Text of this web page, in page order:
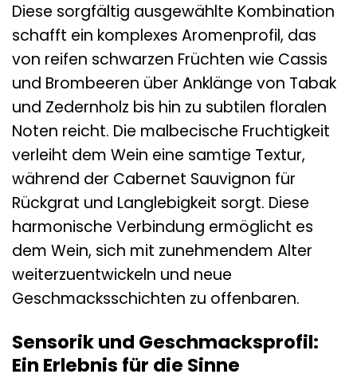
Diese sorgfältig ausgewählte Kombination
schafft ein komplexes Aromenprofil, das
von reifen schwarzen Früchten wie Cassis
und Brombeeren über Anklänge von Tabak
und Zedernholz bis hin zu subtilen floralen
Noten reicht. Die malbecische Fruchtigkeit
verleiht dem Wein eine samtige Textur,
während der Cabernet Sauvignon für
Rückgrat und Langlebigkeit sorgt. Diese
harmonische Verbindung ermöglicht es
dem Wein, sich mit zunehmendem Alter
weiterzuentwickeln und neue
Geschmacksschichten zu offenbaren.
Sensorik und Geschmacksprofil:
Ein Erlebnis für die Sinne